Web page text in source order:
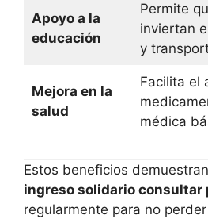
Apoyo a la
educación
Permite
inviertan
y
Mejora en la
salud
Facilita el
médica
Estos beneficios
ingreso solidario consultar
regularmente para no